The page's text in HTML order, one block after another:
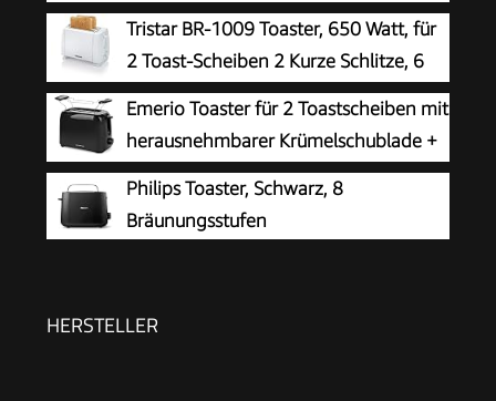
und herausnehmbarem Krümelfach
Tristar BR-1009 Toaster, 650 Watt, für
2 Toast-Scheiben 2 Kurze Schlitze, 6
Bräunungsstufen und
Aufwärmfunktion für Brötchen – Weiß
Emerio Toaster für 2 Toastscheiben mit
herausnehmbarer Krümelschublade +
Unterbrechungstaste + 6 einstellbare
Bräunungsstufen + Brötchenaufsatz +
Kabelaufwicklung | 700W | TO-128676.3
Philips Toaster, Schwarz, 8
Bräunungsstufen
HERSTELLER